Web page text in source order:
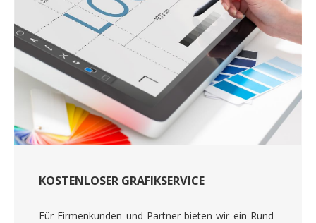
KOSTENLOSER GRAFIKSERVICE
Für Firmenkunden und Partner bieten wir ein Rund-